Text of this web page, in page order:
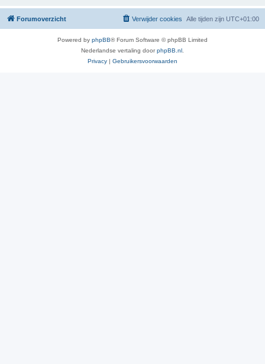
Forumoverzicht Alle tijden zijn UTC+01:00
Verwijder cookies
Powered by phpBB® Forum Software © phpBB Limited
Nederlandse vertaling doorphpBB.nl
Privacy | Gebruikersvoorwaarden